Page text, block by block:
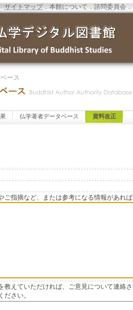
サイトマップ．本館について ．諮問委員会 ．
ース
仏学著者データベース 資料改正
ご指摘など、または参考になる情報があれ
教えていただければ、ご意見について連絡
ださい。